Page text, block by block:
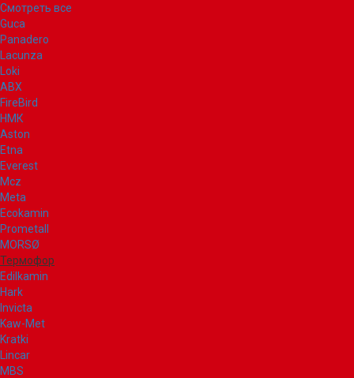
Смотреть все
Guca
Panadero
Lacunza
Loki
ABX
FireBird
НМК
Aston
Etna
Everest
Mcz
Meta
Ecokamin
Prometall
MORSØ
Термофор
Edilkamin
Hark
Invicta
Kaw-Met
Kratki
Lincar
MBS